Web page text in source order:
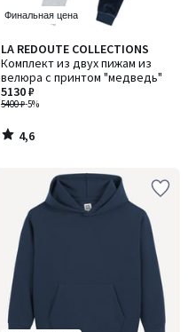
Финальная цена
LA REDOUTE COLLECTIONS
Комплект из двух пижам из
велюра с принтом "медведь"
5400 ₽-5%
5130 ₽
4,6
/ 5
4,6
/